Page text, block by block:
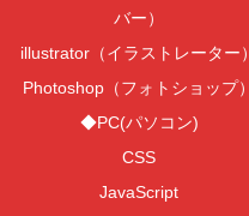
バー）
illustrator（イラストレーター）
Photoshop（フォトショップ）
◆PC(パソコン)
CSS
JavaScript